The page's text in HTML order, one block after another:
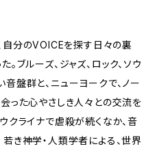
自分のVOICEを探す日々の裏
ブルーズ、ジャズ、ロック、ソウ
盤群と、ニューヨークで、ノー
った心やさしき人々との交流を
クライナで虐殺が続くなか、音
き神学・人類学者による、世界